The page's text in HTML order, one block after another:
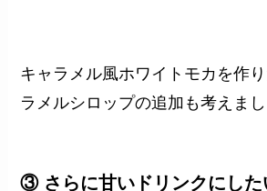
キャラメル風ホワイトモカを作
ラメルシロップの追加も考えまし
③ さらに甘いドリンクにした